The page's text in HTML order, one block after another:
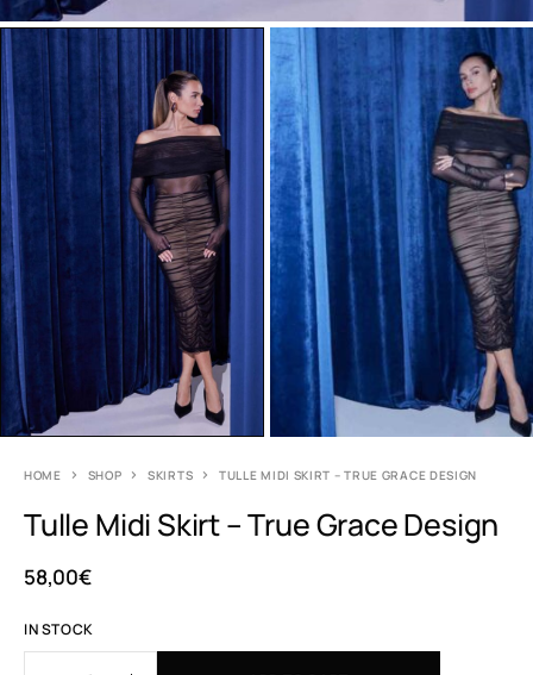
HOME SHOP SKIRTS TULLE MIDI SKIRT – TRUE GRACE DESIGN
Tulle Midi Skirt – True Grace Design
58,00€
IN STOCK